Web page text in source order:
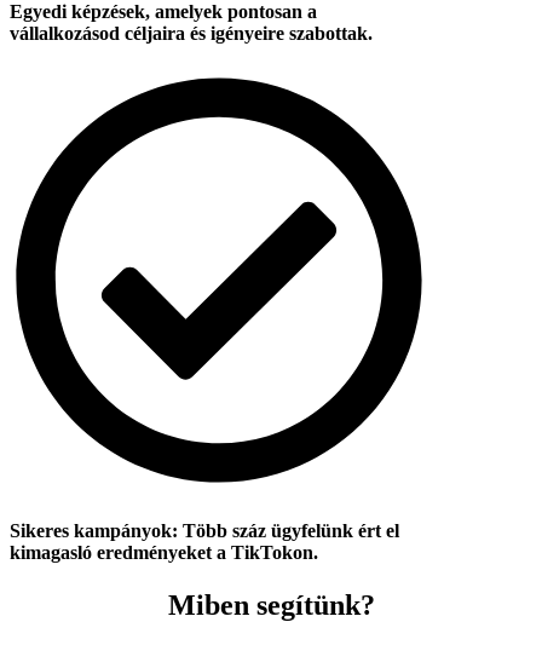
Egyedi képzések, amelyek pontosan a
vállalkozásod céljaira és igényeire szabottak.
Sikeres kampányok: Több száz ügyfelünk ért el
kimagasló eredményeket a TikTokon.
Miben segítünk?